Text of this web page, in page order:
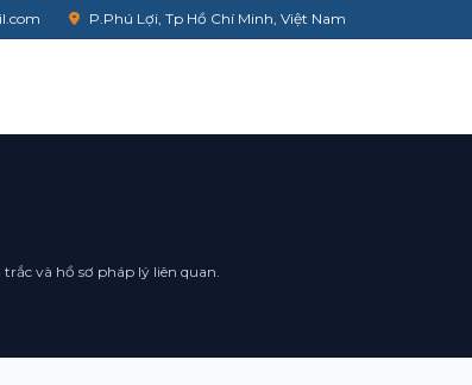
P.Phú Lợi, Tp Hồ Chí Minh, Việt Nam
và hồ sơ pháp lý liên quan.
án?